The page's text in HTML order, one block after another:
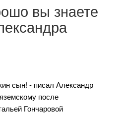
вы знаете
сын! - писал Александр
после
Гончаровой